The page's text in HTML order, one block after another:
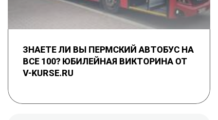
ЗНАЕТЕ ЛИ ВЫ ПЕРМСКИЙ АВТОБУС НА
ВСЕ 100? ЮБИЛЕЙНАЯ ВИКТОРИНА ОТ
V-KURSE.RU